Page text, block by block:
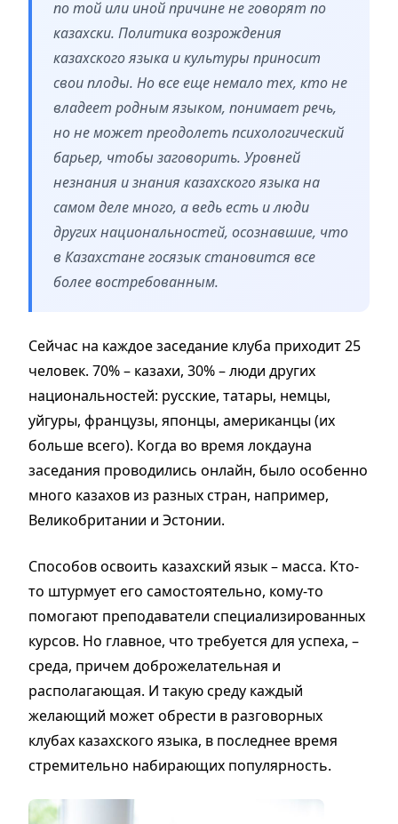
по той или иной причине не говорят по
казахски. Политика возрождения
казахского языка и культуры приносит
свои плоды. Но все еще немало тех, кто не
владеет родным языком, понимает речь,
но не может преодолеть психологический
барьер, чтобы заговорить. Уровней
незнания и знания казахского языка на
самом деле много, а ведь есть и люди
других национальностей, осознавшие, что
в Казахстане госязык становится все
более востребованным.
Сейчас на каждое заседание клуба приходит 25
человек. 70% – казахи, 30% – люди других
национальностей: русские, татары, немцы,
уйгуры, французы, японцы, американцы (их
больше всего). Когда во время локдауна
заседания проводились онлайн, было особенно
много казахов из разных стран, например,
Великобритании и Эстонии.
Способов освоить казахский язык – масса. Кто-
то штурмует его самостоятельно, кому-то
помогают преподаватели специализированных
курсов. Но главное, что требуется для успеха, –
среда, причем доброжелательная и
располагающая. И такую среду каждый
желающий может обрести в разговорных
клубах казахского языка, в последнее время
стремительно набирающих популярность.